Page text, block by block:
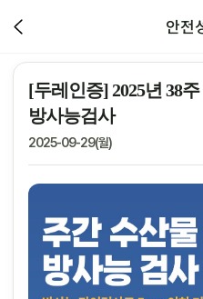
안전
[두레인증] 2025년 38
방사능검사
2025-09-29(월)